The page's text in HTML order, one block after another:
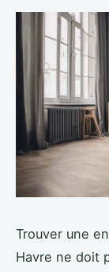
Trouver une
Havre ne doit